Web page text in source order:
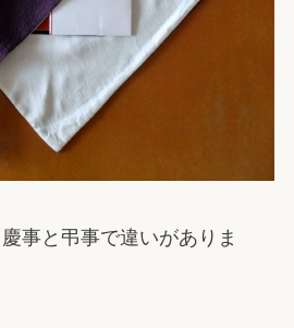
事と弔事で違いがありま